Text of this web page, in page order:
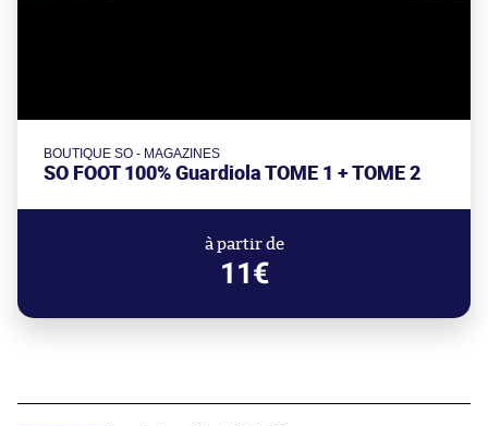
BOUTIQUE SO - MAGAZINES
SO FOOT 100% Guardiola TOME 1 + TOME 2
à partir de
11€